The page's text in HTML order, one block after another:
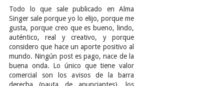
Todo lo que sale publicado en Alma
Singer sale porque yo lo elijo, porque me
gusta, porque creo que es bueno, lindo,
auténtico, real y creativo, y porque
considero que hace un aporte positivo al
mundo. Ningún post es pago, nace de la
buena onda. Lo único que tiene valor
comercial son los avisos de la barra